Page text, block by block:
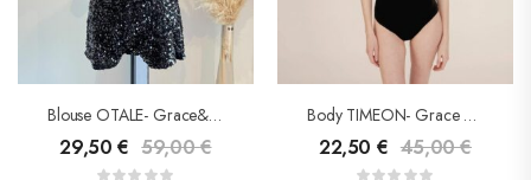
Blouse OTALE- Grace&Mila
29,50€ 59,00€
Body TIMEON- Grace & Mila
22,50 € 45,00€